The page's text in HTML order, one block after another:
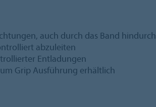
auch durch das Band hindurch
abzuleiten
Entladungen
Grip Ausführung erhältlich